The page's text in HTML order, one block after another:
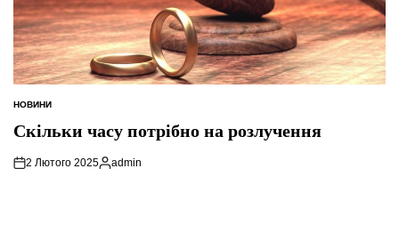
ОПУБЛІКУВАТИ
НОВИНИ
Скільки часу потрібно на розлучення
2 Лютого 2025
Опубліковано
admin